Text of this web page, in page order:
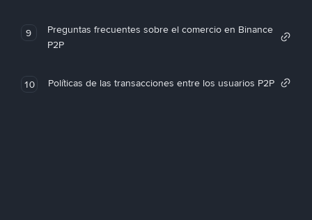
9
Preguntas frecuentes sobre el comercio en Binance
P2P
10 Políticas de las transacciones entre los usuarios P2P